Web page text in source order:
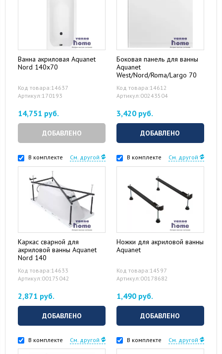
Ванна акриловая Aquanet
Nord 140x70
Код товара:14637
Артикул:170193
14,751 руб.
ДОБАВЛЕНО
Боковая панель для ванны
Aquanet
West/Nord/Roma/Largo 70
Код товара:14612
Артикул:00243504
3,420 руб.
ДОБАВЛЕНО
В комплекте См. другой
Каркас сварной для
акриловой ванны Aquanet
Nord 140
Код товара:14633
Артикул:00175042
2,871 руб.
ДОБАВЛЕНО
В комплекте См. другой
Ножки для акриловой ванны
Aquanet
Код товара:14597
Артикул:00178682
1,490 руб.
ДОБАВЛЕНО
В комплекте См. другой В комплекте См. другой